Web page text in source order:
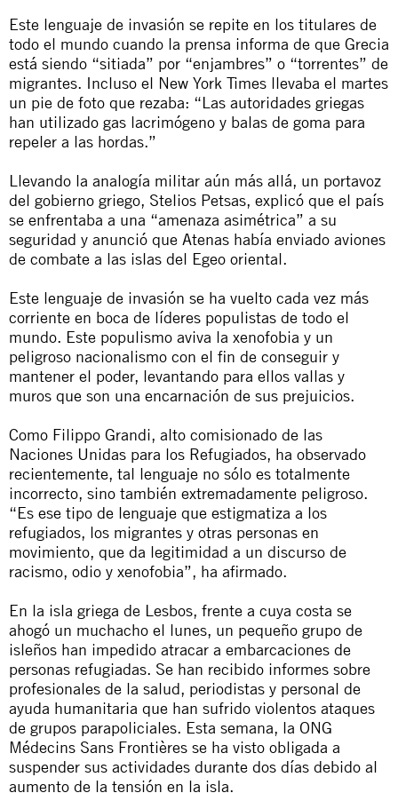
Este lenguaje de invasión se repite en los titulares de
todo el mundo cuando la prensa informa de que Grecia
está siendo “sitiada” por “enjambres” o “torrentes” de
migrantes. Incluso el New York Times llevaba el martes
un pie de foto que rezaba: “Las autoridades griegas
han utilizado gas lacrimógeno y balas de goma para
repeler a las hordas.”
Llevando la analogía militar aún más allá, un portavoz
del gobierno griego, Stelios Petsas, explicó que el país
se enfrentaba a una “amenaza asimétrica” a su
seguridad y anunció que Atenas había enviado aviones
de combate a las islas del Egeo oriental.
Este lenguaje de invasión se ha vuelto cada vez más
corriente en boca de líderes populistas de todo el
mundo. Este populismo aviva la xenofobia y un
peligroso nacionalismo con el fin de conseguir y
mantener el poder, levantando para ellos vallas y
muros que son una encarnación de sus prejuicios.
Como Filippo Grandi, alto comisionado de las
Naciones Unidas para los Refugiados, ha observado
recientemente, tal lenguaje no sólo es totalmente
incorrecto, sino también extremadamente peligroso.
“Es ese tipo de lenguaje que estigmatiza a los
refugiados, los migrantes y otras personas en
movimiento, que da legitimidad a un discurso de
racismo, odio y xenofobia”, ha afirmado.
En la isla griega de Lesbos, frente a cuya costa se
ahogó un muchacho el lunes, un pequeño grupo de
isleños han impedido atracar a embarcaciones de
personas refugiadas. Se han recibido informes sobre
profesionales de la salud, periodistas y personal de
ayuda humanitaria que han sufrido violentos ataques
de grupos parapoliciales. Esta semana, la ONG
Médecins Sans Frontières se ha visto obligada a
suspender sus actividades durante dos días debido al
aumento de la tensión en la isla.